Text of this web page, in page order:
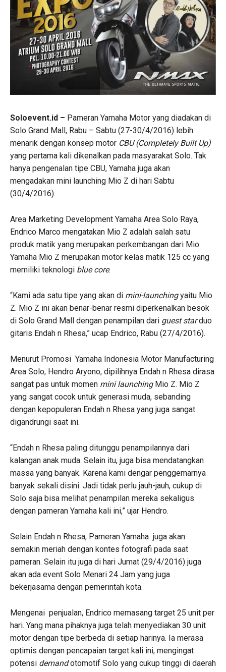
Soloevent.id – Pameran Yamaha Motor yang diadakan di
Solo Grand Mall, Rabu – Sabtu (27-30/4/2016) lebih
menarik dengan konsep motor CBU (Completely Built Up)
yang pertama kali dikenalkan pada masyarakat Solo. Tak
hanya pengenalan tipe CBU, Yamaha juga akan
mengadakan mini launching Mio Z di hari Sabtu
(30/4/2016).
Area Marketing Development Yamaha Area Solo Raya,
Endrico Marco mengatakan Mio Z adalah salah satu
produk matik yang merupakan perkembangan dari Mio.
Yamaha Mio Z merupakan motor kelas matik 125 cc yang
memiliki teknologi blue core.
“Kami ada satu tipe yang akan di mini-launchingyaitu Mio
Z. Mio Z ini akan benar-benar resmi diperkenalkan besok
di Solo Grand Mall dengan penampilan dari guest starduo
gitaris Endah n Rhesa,” ucap Endrico, Rabu (27/4/2016).
Menurut Promosi Yamaha Indonesia Motor Manufacturing
Area Solo, Hendro Aryono, dipilihnya Endah n Rhesa dirasa
sangat pas untuk momen mini launchingMio Z. Mio Z
yang sangat cocok untuk generasi muda, sebanding
dengan kepopuleran Endah n Rhesa yang juga sangat
digandrungi saat ini.
“Endah n Rhesa paling ditunggu penampilannya dari
kalangan anak muda. Selain itu, juga bisa mendatangkan
massa yang banyak. Karena kami dengar penggemarnya
banyak sekali disini. Jadi tidak perlu jauh-jauh, cukup di
Solo saja bisa melihat penampilan mereka sekaligus
dengan pameran Yamaha kali ini,” ujar Hendro.
Selain Endah n Rhesa, Pameran Yamaha juga akan
semakin meriah dengan kontes fotografi pada saat
pameran. Selain itu juga di hari Jumat (29/4/2016) juga
akan ada event Solo Menari 24 Jam yang juga
bekerjasama dengan pemerintah kota.
Mengenai penjualan, Endrico memasang target 25 unit per
hari. Yang mana pihaknya juga telah menyediakan 30 unit
motor dengan tipe berbeda di setiap harinya. Ia merasa
optimis dengan pencapaian target kali ini, mengingat
potensi demandotomotif Solo yang cukup tinggi di daerah